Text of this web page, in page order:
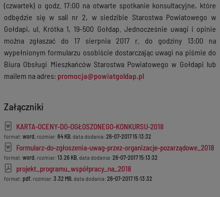
(czwartek) o godz. 17:00 na otwarte spotkanie konsultacyjne, które
odbędzie się w sali nr 2, w siedzibie Starostwa Powiatowego w
Gołdapi, ul. Krótka 1, 19-500 Gołdap. Jednocześnie uwagi i opinie
można zgłaszać do 17 sierpnia 2017 r. do godziny 13:00 na
wypełnionym formularzu osobiście dostarczając uwagi na piśmie do
Biura Obsługi Mieszkańców Starostwa Powiatowego w Gołdapi lub
mailem na adres: promocja@powiatgoldap.pl
Załączniki
KARTA-OCENY-DO-OGŁOSZONEGO-KONKURSU-2018
format: word, rozmiar: 64 KB, data dodania: 26-07-2017 15:13:32
Formularz-do-zgłoszenia-uwag-przez-organizacje-pozarządowe_2018
format: word, rozmiar: 13.26 KB, data dodania: 26-07-2017 15:13:32
projekt_programu_współpracy_na_2018
format: pdf, rozmiar: 3.32 MB, data dodania: 26-07-2017 15:13:32